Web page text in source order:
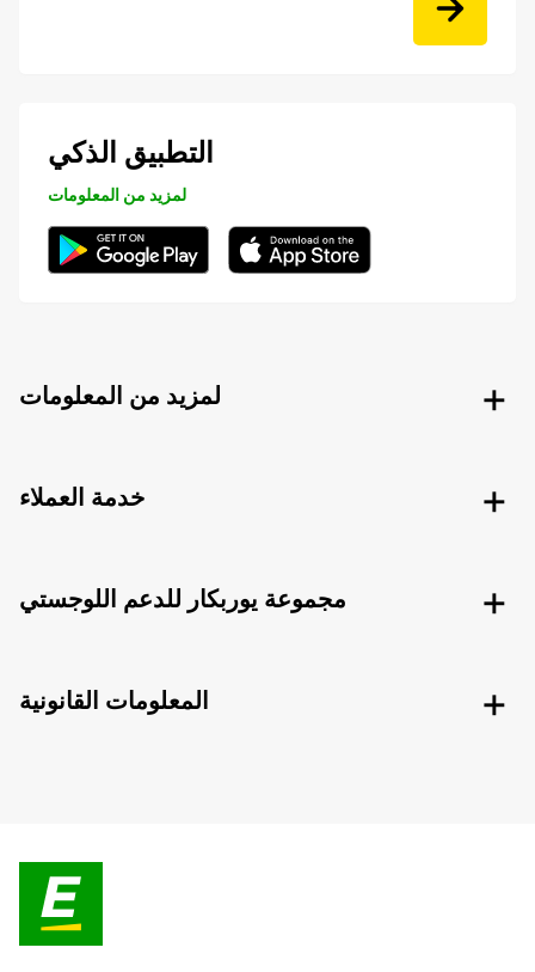
التطبيق الذكي
لمزيد من المعلومات
لمزيد من المعلومات
خدمة العملاء
مجموعة يوربكار للدعم اللوجستي
المعلومات القانونية